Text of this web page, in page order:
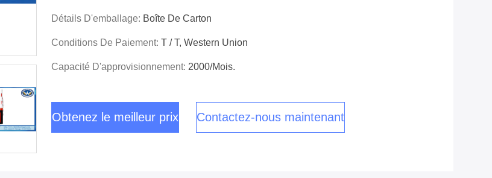
Détails D'emballage: Boîte De Carton
Conditions De Paiement: T / T, Western Union
Capacité D'approvisionnement: 2000/mois.
Obtenez le meilleur prix Contactez-nous maintenant